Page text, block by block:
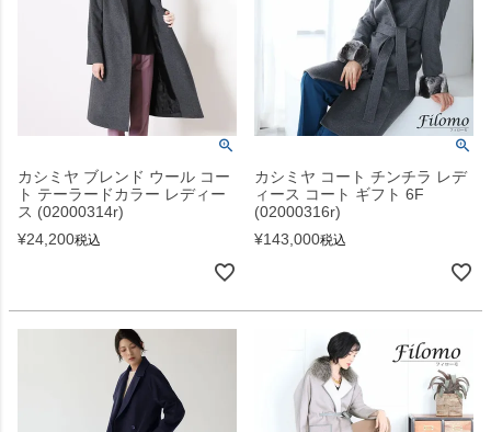
カシミヤ ブレンド ウール コー
ト テーラードカラー レディー
ス (02000314r)
¥24,200税込
カシミヤ コート チンチラ レデ
ィース コート ギフト 6F
(02000316r)
¥143,000税込